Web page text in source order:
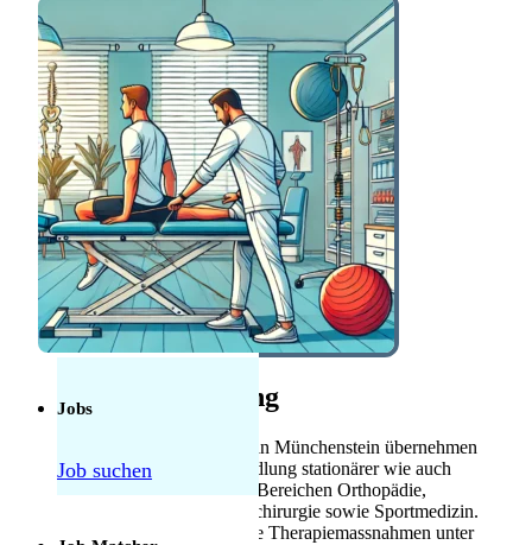
MAGAZIN
Quellensteuer Lohnrechner
Herausforderungen als Pflegekraft in der
ist — und was nicht
In der
Schweiz in der Pflege
arbeiten
Ratgeber
KrankenkasseLeitfaden
Start in der Schweiz
Anerkennung
Mebeko Anerkennung
für ÄrzteDiplom-
Anerkennung für
Fachkräfte
Jobs
Job suchen
Stellenbeschreibung
Als Fachkraft Physiotherapie in Münchenstein übernehmen
Sie die Betreuung und Behandlung stationärer wie auch
ambulanter Patienten aus den Bereichen Orthopädie,
Rheumatologie, Wirbelsäulenchirurgie sowie Sportmedizin.
Sie wenden passive und aktive Therapiemassnahmen unter